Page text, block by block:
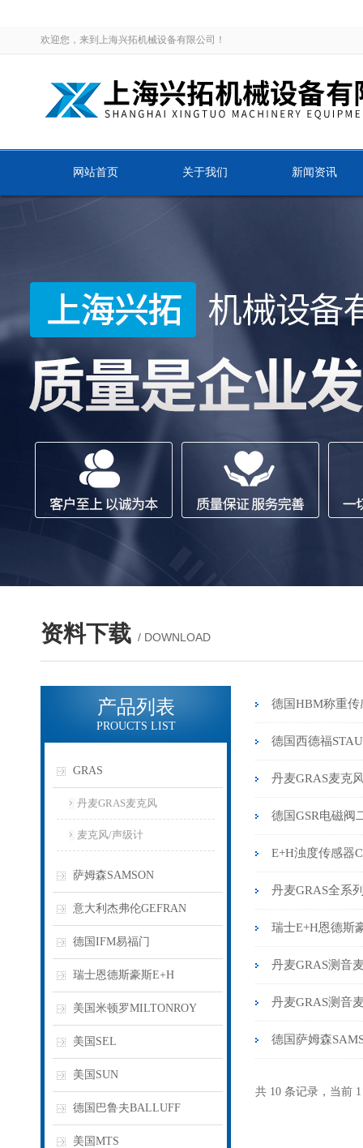
欢迎您，来到上海兴拓机械设备有限公司！
网站首页 关于我们 新闻资讯
资料下载 / DOWNLOAD
产品列表
PROUCTS LIST
GRAS
丹麦GRAS麦克风
麦克风/声级计
萨姆森SAMSON
意大利杰弗伦GEFRAN
德国IFM易福门
瑞士恩德斯豪斯E+H
美国米顿罗MILTONROY
美国SEL
美国SUN
德国巴鲁夫BALLUFF
美国MTS
德国HBM称重传
德国西德福
丹麦GRAS麦克
德国GSR电磁阀
E+H浊度传感器
丹麦GRAS全系
瑞士E+H恩德斯
丹麦GRAS测音
丹麦GRAS测音
德国萨姆森
共 10 条记录，当